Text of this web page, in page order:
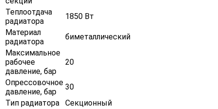
Теплоотдача
радиатора
1850 Вт
Материал
радиатора
биметаллический
Максимальное
рабочее
давление, бар
20
Опрессовочное
давление, бар
30
Тип радиатора
Секционный